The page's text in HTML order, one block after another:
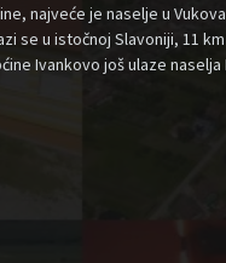
najveće je naselje u
se u istočnoj Slavoniji, 11
Ivankovo još ulaze